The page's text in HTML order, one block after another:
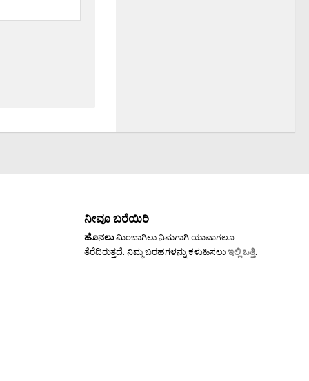
ನೀವೂ ಬರೆಯಿರಿ
ಹೊನಲುಮಿಂಬಾಗಿಲು ನಿಮಗಾಗಿ ಯಾವಾಗಲೂ
ತೆರೆದಿರುತ್ತದೆ. ನಿಮ್ಮ ಬರಹಗಳನ್ನು ಕಳುಹಿಸಲುಇಲ್ಲಿ ಒತ್ತಿ.